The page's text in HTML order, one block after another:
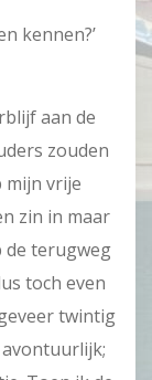
kennen?’
aan de
zouden
mijn vrije
zin in maar
de terugweg
toch even
twintig